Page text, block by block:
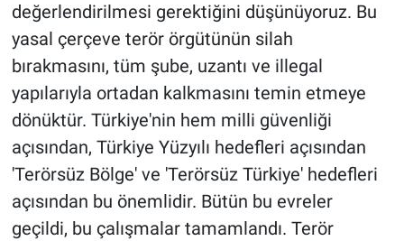
değerlendirilmesi gerektiğini düşünüyoruz. Bu
yasal çerçeve terör örgütünün silah
bırakmasını, tüm şube, uzantı ve illegal
yapılarıyla ortadan kalkmasını temin etmeye
dönüktür. Türkiye'nin hem milli güvenliği
açısından, Türkiye Yüzyılı hedefleri açısından
'Terörsüz Bölge' ve 'Terörsüz Türkiye' hedefleri
açısından bu önemlidir. Bütün bu evreler
geçildi, bu çalışmalar tamamlandı. Terör